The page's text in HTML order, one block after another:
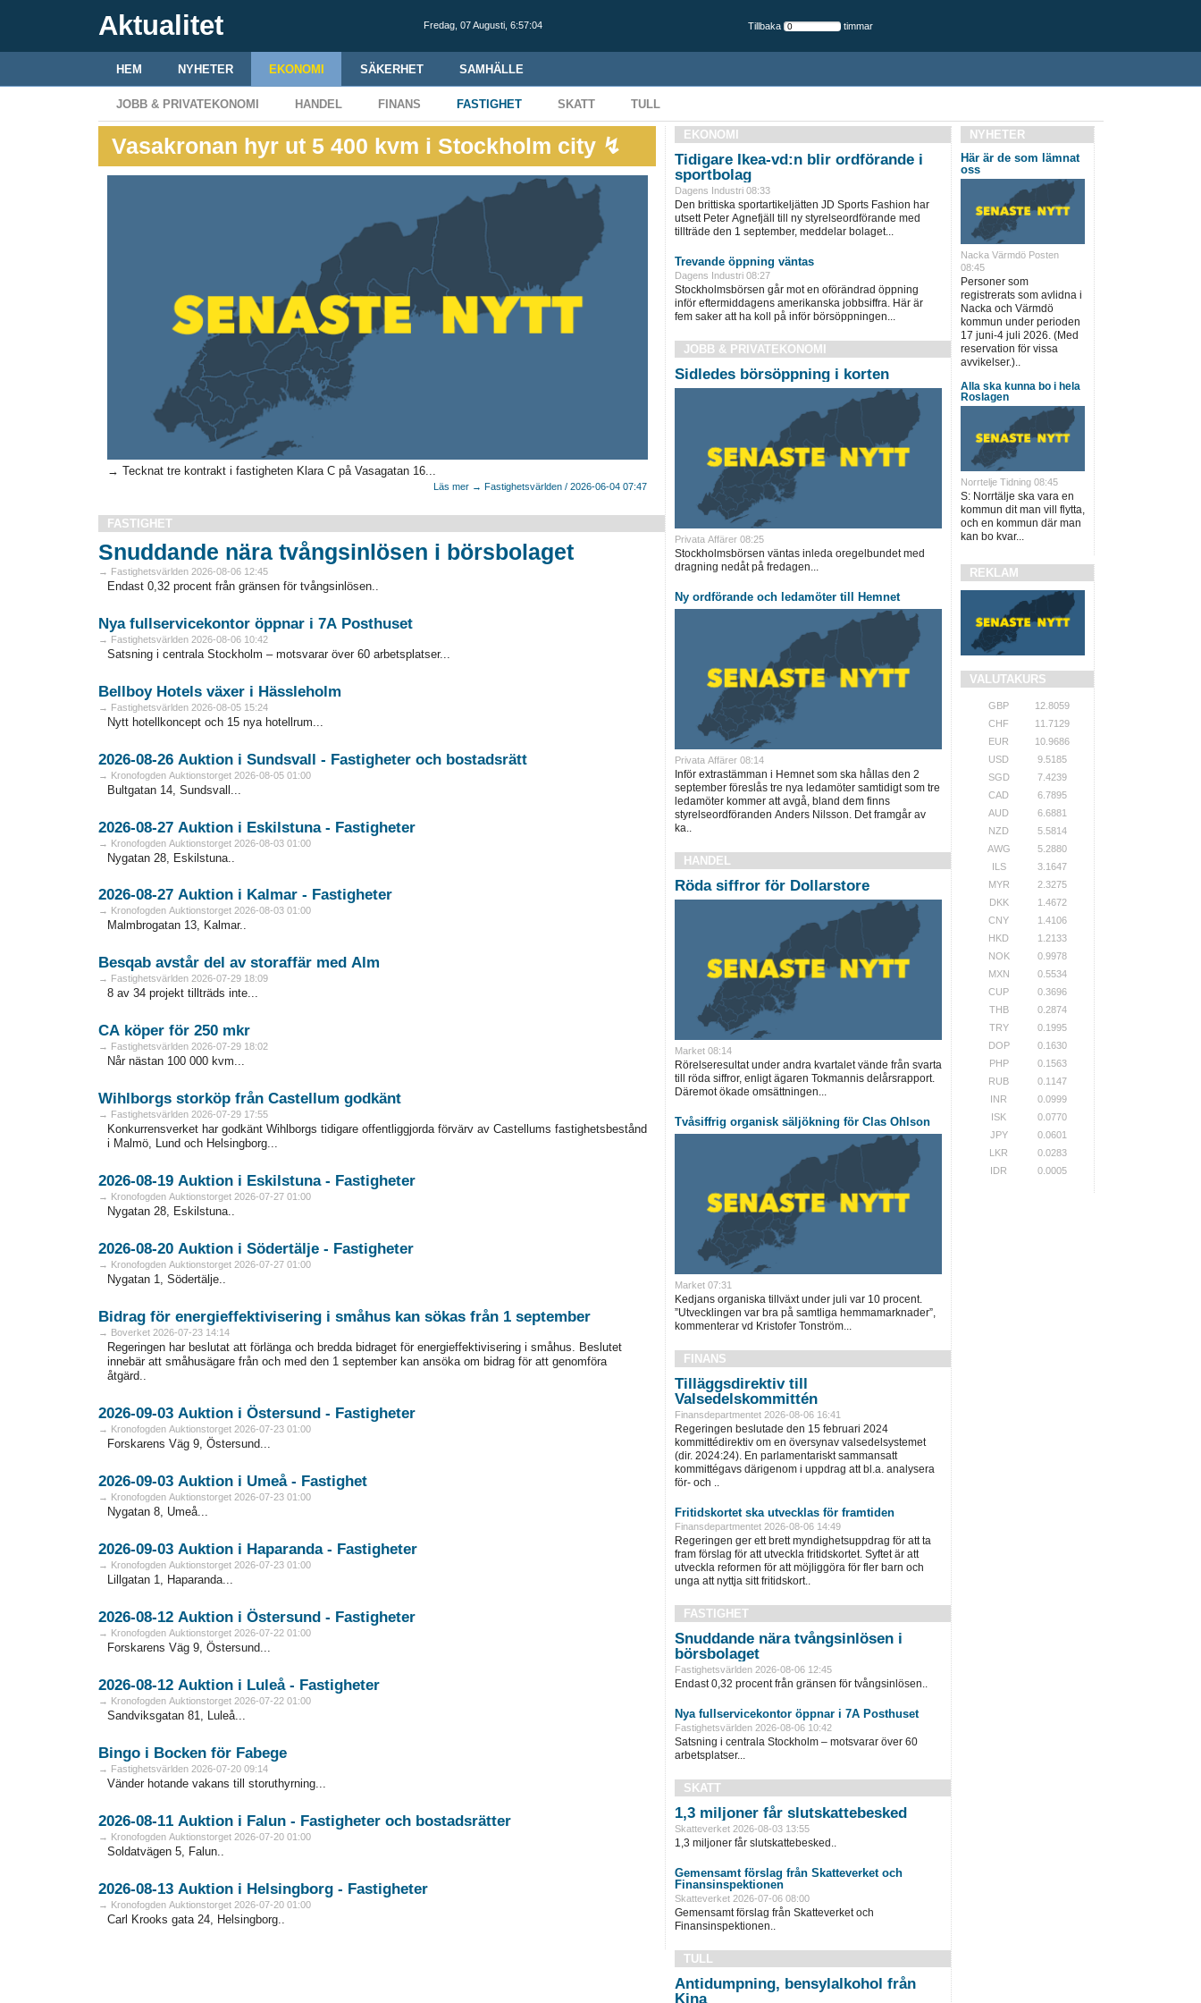
Aktualitet Fredag, 07 Augusti, 6:57:05 Tillbaka timmar
HEM NYHETER EKONOMI SÄKERHET SAMHÄLLE
JOBB & PRIVATEKONOMI HANDEL FINANS FASTIGHET SKATT TULL
Vasakronan hyr ut 5 400 kvm i Stockholm city ↯
→ Tecknat tre kontrakt i fastigheten Klara C på Vasagatan 16...
Läs mer → Fastighetsvärlden / 2026-06-04 07:47
FASTIGHET
Snuddande nära tvångsinlösen i börsbolaget
→ Fastighetsvärlden 2026-08-06 12:45
Endast 0,32 procent från gränsen för tvångsinlösen..
Nya fullservicekontor öppnar i 7A Posthuset
→ Fastighetsvärlden 2026-08-06 10:42
Satsning i centrala Stockholm – motsvarar över 60 arbetsplatser...
Bellboy Hotels växer i Hässleholm
→ Fastighetsvärlden 2026-08-05 15:24
Nytt hotellkoncept och 15 nya hotellrum...
2026-08-26 Auktion i Sundsvall - Fastigheter och bostadsrätt
→ Kronofogden Auktionstorget 2026-08-05 01:00
Bultgatan 14, Sundsvall...
2026-08-27 Auktion i Eskilstuna - Fastigheter
→ Kronofogden Auktionstorget 2026-08-03 01:00
Nygatan 28, Eskilstuna..
2026-08-27 Auktion i Kalmar - Fastigheter
→ Kronofogden Auktionstorget 2026-08-03 01:00
Malmbrogatan 13, Kalmar..
Besqab avstår del av storaffär med Alm
→ Fastighetsvärlden 2026-07-29 18:09
8 av 34 projekt tillträds inte...
CA köper för 250 mkr
→ Fastighetsvärlden 2026-07-29 18:02
Når nästan 100 000 kvm...
Wihlborgs storköp från Castellum godkänt
→ Fastighetsvärlden 2026-07-29 17:55
Konkurrensverket har godkänt Wihlborgs tidigare offentliggjorda förvärv av Castellums fastighetsbestånd
i Malmö, Lund och Helsingborg...
2026-08-19 Auktion i Eskilstuna - Fastigheter
→ Kronofogden Auktionstorget 2026-07-27 01:00
Nygatan 28, Eskilstuna..
2026-08-20 Auktion i Södertälje - Fastigheter
→ Kronofogden Auktionstorget 2026-07-27 01:00
Nygatan 1, Södertälje..
Bidrag för energieffektivisering i småhus kan sökas från 1 september
→ Boverket 2026-07-23 14:14
Regeringen har beslutat att förlänga och bredda bidraget för energieffektivisering i småhus. Beslutet
innebär att småhusägare från och med den 1 september kan ansöka om bidrag för att genomföra
åtgärd..
2026-09-03 Auktion i Östersund - Fastigheter
→ Kronofogden Auktionstorget 2026-07-23 01:00
Forskarens Väg 9, Östersund...
2026-09-03 Auktion i Umeå - Fastighet
→ Kronofogden Auktionstorget 2026-07-23 01:00
Nygatan 8, Umeå...
2026-09-03 Auktion i Haparanda - Fastigheter
→ Kronofogden Auktionstorget 2026-07-23 01:00
Lillgatan 1, Haparanda...
2026-08-12 Auktion i Östersund - Fastigheter
→ Kronofogden Auktionstorget 2026-07-22 01:00
Forskarens Väg 9, Östersund...
2026-08-12 Auktion i Luleå - Fastigheter
→ Kronofogden Auktionstorget 2026-07-22 01:00
Sandviksgatan 81, Luleå...
Bingo i Bocken för Fabege
→ Fastighetsvärlden 2026-07-20 09:14
Vänder hotande vakans till storuthyrning...
2026-08-11 Auktion i Falun - Fastigheter och bostadsrätter
→ Kronofogden Auktionstorget 2026-07-20 01:00
Soldatvägen 5, Falun..
2026-08-13 Auktion i Helsingborg - Fastigheter
→ Kronofogden Auktionstorget 2026-07-20 01:00
Carl Krooks gata 24, Helsingborg..
EKONOMI
Tidigare Ikea-vd:n blir ordförande i
sportbolag
Dagens Industri 08:33
Den brittiska sportartikeljätten JD Sports Fashion har
utsett Peter Agnefjäll till ny styrelseordförande med
tillträde den 1 september, meddelar bolaget...
Trevande öppning väntas
Dagens Industri 08:27
Stockholmsbörsen går mot en oförändrad öppning
inför eftermiddagens amerikanska jobbsiffra. Här är
fem saker att ha koll på inför börsöppningen...
JOBB & PRIVATEKONOMI
Sidledes börsöppning i korten
Privata Affärer 08:25
Stockholmsbörsen väntas inleda oregelbundet med
dragning nedåt på fredagen...
Ny ordförande och ledamöter till Hemnet
Privata Affärer 08:14
Inför extrastämman i Hemnet som ska hållas den 2
september föreslås tre nya ledamöter samtidigt som tre
ledamöter kommer att avgå, bland dem finns
styrelseordföranden Anders Nilsson. Det framgår av
ka..
HANDEL
Röda siffror för Dollarstore
Market 08:14
Rörelseresultat under andra kvartalet vände från svarta
till röda siffror, enligt ägaren Tokmannis delårsrapport.
Däremot ökade omsättningen...
Tvåsiffrig organisk säljökning för Clas Ohlson
Market 07:31
Kedjans organiska tillväxt under juli var 10 procent.
”Utvecklingen var bra på samtliga hemmamarknader”,
kommenterar vd Kristofer Tonström...
FINANS
Tilläggsdirektiv till
Valsedelskommittén
Finansdepartmentet 2026-08-06 16:41
Regeringen beslutade den 15 februari 2024
kommittédirektiv om en översynav valsedelsystemet
(dir. 2024:24). En parlamentariskt sammansatt
kommittégavs därigenom i uppdrag att bl.a. analysera
för- och ..
Fritidskortet ska utvecklas för framtiden
Finansdepartmentet 2026-08-06 14:49
Regeringen ger ett brett myndighetsuppdrag för att ta
fram förslag för att utveckla fritidskortet. Syftet är att
utveckla reformen för att möjliggöra för fler barn och
unga att nyttja sitt fritidskort..
FASTIGHET
Snuddande nära tvångsinlösen i
börsbolaget
Fastighetsvärlden 2026-08-06 12:45
Endast 0,32 procent från gränsen för tvångsinlösen..
Nya fullservicekontor öppnar i 7A Posthuset
Fastighetsvärlden 2026-08-06 10:42
Satsning i centrala Stockholm – motsvarar över 60
arbetsplatser...
SKATT
1,3 miljoner får slutskattebesked
Skatteverket 2026-08-03 13:55
1,3 miljoner får slutskattebesked..
Gemensamt förslag från Skatteverket och
Finansinspektionen
Skatteverket 2026-07-06 08:00
Gemensamt förslag från Skatteverket och
Finansinspektionen..
TULL
Antidumpning, bensylalkohol från
Kina
NYHETER
Här är de som lämnat
oss
Nacka Värmdö Posten
08:45
Personer som
registrerats som avlidna i
Nacka och Värmdö
kommun under perioden
17 juni-4 juli 2026. (Med
reservation för vissa
avvikelser.)..
Alla ska kunna bo i hela
Roslagen
Norrtelje Tidning 08:45
S: Norrtälje ska vara en
kommun dit man vill flytta,
och en kommun där man
kan bo kvar...
REKLAM
VALUTAKURS
GBP
12.8059
CHF
11.7129
EUR
10.9686
USD
9.5185
SGD
7.4239
CAD
6.7895
AUD
6.6881
NZD
5.5814
AWG
5.2880
ILS
3.1647
MYR
2.3275
DKK
1.4672
CNY
1.4106
HKD
1.2133
NOK
0.9978
MXN
0.5534
CUP
0.3696
THB
0.2874
TRY
0.1995
DOP
0.1630
PHP
0.1563
RUB
0.1147
INR
0.0999
ISK
0.0770
JPY
0.0601
LKR
0.0283
IDR
0.0005